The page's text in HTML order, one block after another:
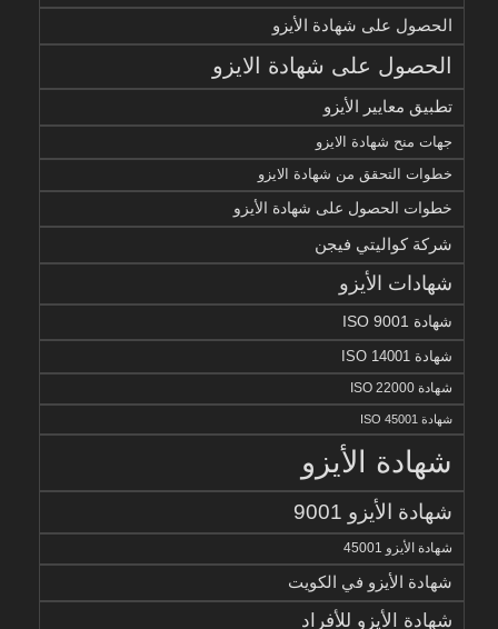
الحصول على شهادة الأيزو
الحصول على شهادة الايزو
تطبيق معايير الأيزو
جهات منح شهادة الايزو
خطوات التحقق من شهادة الايزو
خطوات الحصول على شهادة الأيزو
شركة كواليتي فيجن
شهادات الأيزو
شهادة ISO 9001
شهادة ISO 14001
شهادة ISO 22000
شهادة ISO 45001
شهادة الأيزو
شهادة الأيزو 9001
شهادة الأيزو 45001
شهادة الأيزو في الكويت
شهادة الأيزو للأفراد